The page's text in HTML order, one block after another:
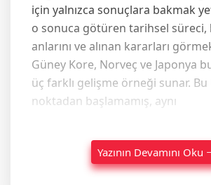
için yalnızca sonuçlara bakmak
o sonuca götüren tarihsel süreci,
anlarını ve alınan kararları
Güney Kore, Norveç ve Japonya
üç farklı gelişme örneği sunar. Bu
noktadan başlamamış, aynı
Yazının Devamını Oku